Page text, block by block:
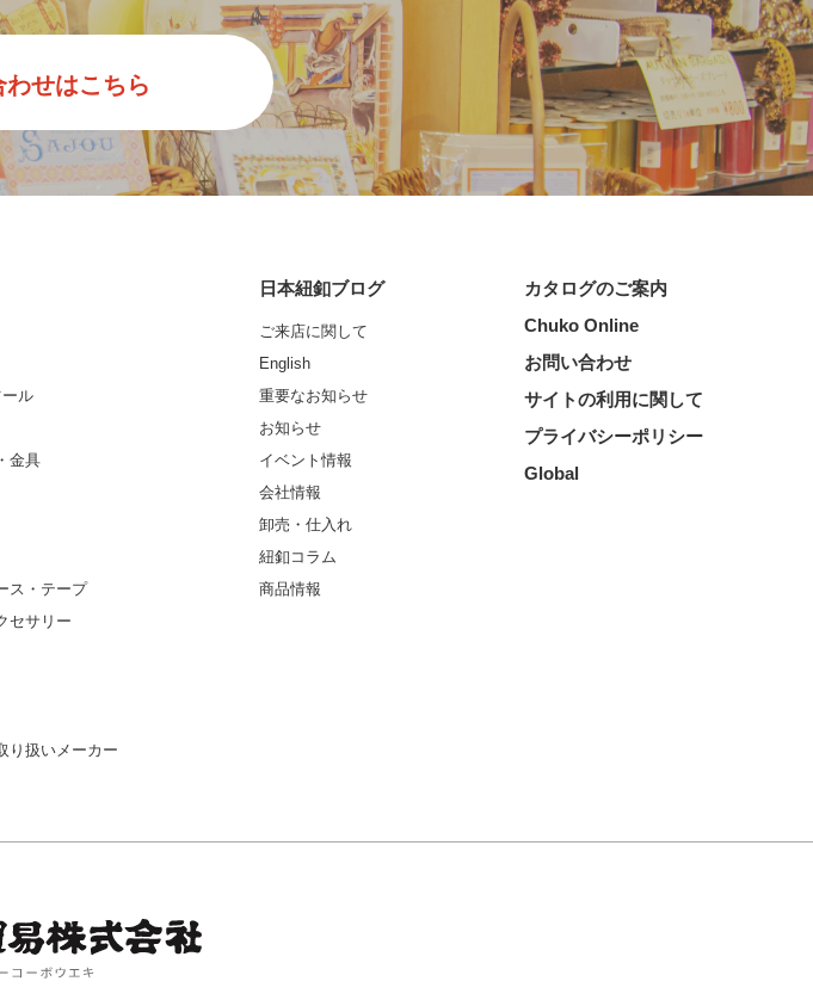
わせはこちら
ル
金具
ス・テープ
セサリー
り扱いメーカー
日本紐釦ブログ
ご来店に関して
English
重要なお知らせ
お知らせ
イベント情報
会社情報
卸売・仕入れ
紐釦コラム
商品情報
カタログのご案内
Chuko Online
お問い合わせ
サイトの利用に関して
プライバシーポリシー
Global